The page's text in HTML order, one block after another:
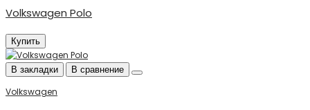
Volkswagen Polo
Купить
В закладки В сравнение
Volkswagen